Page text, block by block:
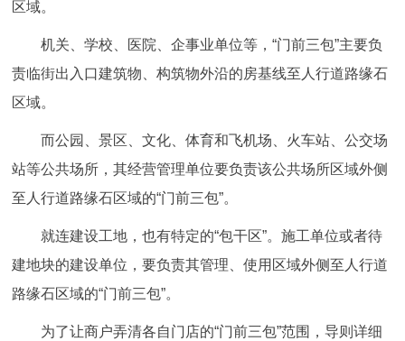
区域。
机关、学校、医院、企事业单位等，“门前三包”主要负
责临街出入口建筑物、构筑物外沿的房基线至人行道路缘石
区域。
而公园、景区、文化、体育和飞机场、火车站、公交场
站等公共场所，其经营管理单位要负责该公共场所区域外侧
至人行道路缘石区域的“门前三包”。
就连建设工地，也有特定的“包干区”。施工单位或者待
建地块的建设单位，要负责其管理、使用区域外侧至人行道
路缘石区域的“门前三包”。
为了让商户弄清各自门店的“门前三包”范围，导则详细